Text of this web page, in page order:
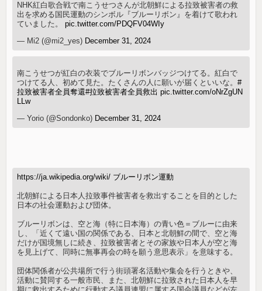
NHK紅白歌合戦で南こうせつさんが北朝鮮による拉致被害者の救
出を求める国民運動のシンボル『ブルーリボン』を着けて歌われ
ていました。pic.twitter.com/PDQFV04WIy
— Mi2 (@mi2_yes) December 31, 2024
南こうせつが紅白の衣装でブルーリボンバッジつけてる。紅白で
つけてる人、初めて見た。たくさんの人に願いが届くといいな。#
拉致被害者全員奪還#拉致被害者全員救出 pic.twitter.com/oNrZgUN
LLw
— Yorio (@Sondonko) December 31, 2024
https://ja.wikipedia.org/wiki/ ブルーリボン運動
北朝鮮による日本人拉致事件被害者を救出することを目的とした
日本の社会運動および団体。
ブルーリボンは、空と海（特に日本海）の青い色＝ブルーに由来
し、「近くて遠い国の関係である、日本と北朝鮮の間で、空と海
だけが国境無しに続き、拉致被害者とその家族や日本人が空と海
を見上げて、同時に無事再会の時を願う意思表示」を意味する。
団体関係者が公共場所で行う街頭署名活動や集会を行うときや、
活動に賛同する一般市民、また、北朝鮮に拉致された日本人を早